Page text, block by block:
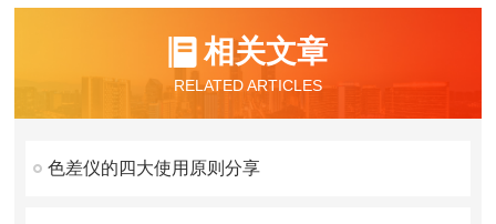
相关文章
RELATED ARTICLES
色差仪的四大使用原则分享